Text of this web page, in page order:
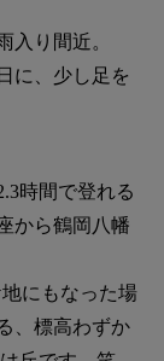
入り間近。
に、少し足を
時間で登れる
から鶴岡八幡
にもなった場
、標高わずか